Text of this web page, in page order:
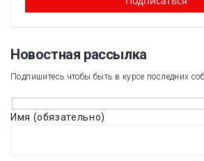
Новостная рассылка​
Подпишитесь чтобы быть в курсе последних
Имя (обязательно)